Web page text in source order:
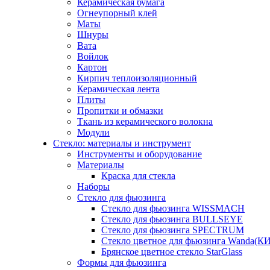
Керамическая бумага
Огнеупорный клей
Маты
Шнуры
Вата
Войлок
Картон
Кирпич теплоизоляционный
Керамическая лента
Плиты
Пропитки и обмазки
Ткань из керамического волокна
Модули
Стекло: материалы и инструмент
Инструменты и оборудование
Материалы
Краска для стекла
Наборы
Стекло для фьюзинга
Стекло для фьюзинга WISSMACH
Стекло для фьюзинга BULLSEYE
Стекло для фьюзинга SPECTRUM
Стекло цветное для фьюзинга
Брянское цветное стекло StarGlass
Формы для фьюзинга